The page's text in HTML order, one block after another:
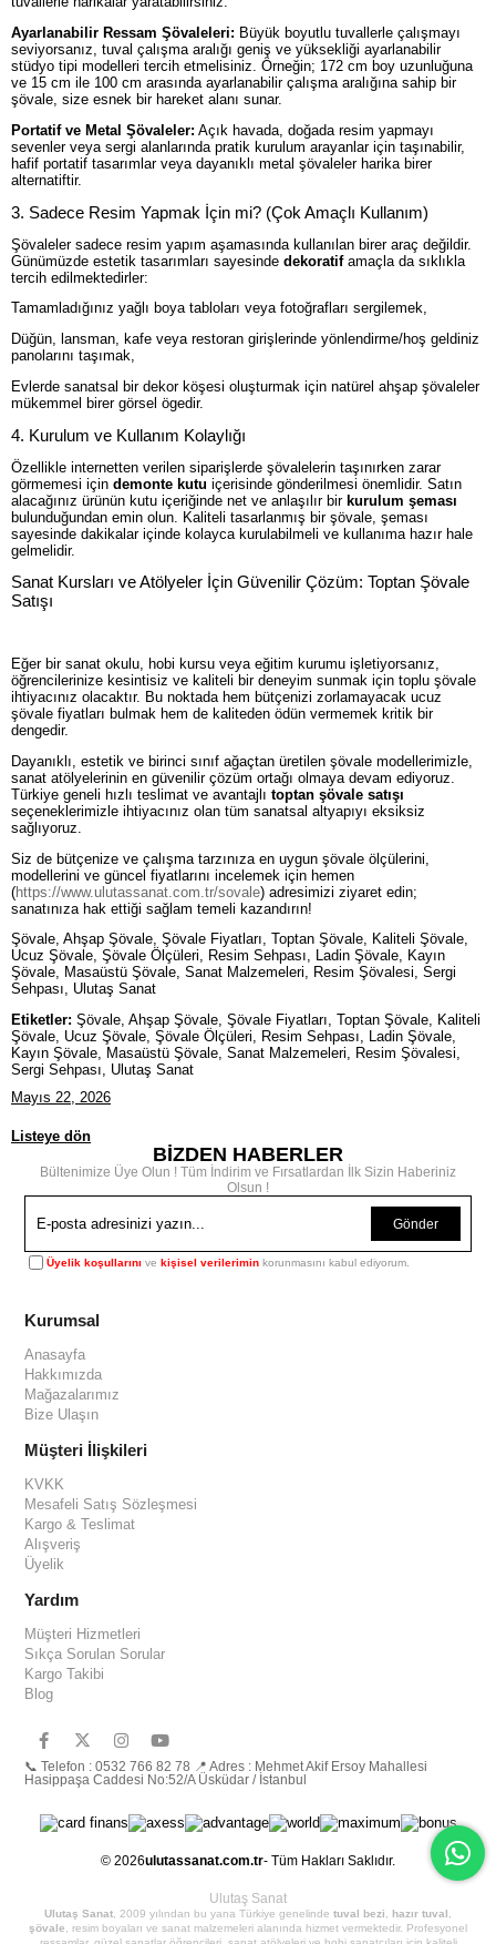
Ayarlanabilir Ressam Şövaleleri: Büyük boyutlu tuvallerle çalışmayı
seviyorsanız, tuval çalışma aralığı geniş ve yüksekliği ayarlanabilir
stüdyo tipi modelleri tercih etmelisiniz. Örneğin; 172 cm boy uzunluğuna
ve 15 cm ile 100 cm arasında ayarlanabilir çalışma aralığına sahip bir
şövale, size esnek bir hareket alanı sunar.
Portatif ve Metal Şövaleler: Açık havada, doğada resim yapmayı
sevenler veya sergi alanlarında pratik kurulum arayanlar için taşınabilir,
hafif portatif tasarımlar veya dayanıklı metal şövaleler harika birer
alternatiftir.
3. Sadece Resim Yapmak İçin mi? (Çok Amaçlı Kullanım)
Şövaleler sadece resim yapım aşamasında kullanılan birer araç değildir.
Günümüzde estetik tasarımları sayesinde dekoratifamaçla da sıklıkla
tercih edilmektedirler:
Tamamladığınız yağlı boya tabloları veya fotoğrafları sergilemek,
Düğün, lansman, kafe veya restoran girişlerinde yönlendirme/hoş geldiniz
panolarını taşımak,
Evlerde sanatsal bir dekor köşesi oluşturmak için natürel ahşap şövaleler
mükemmel birer görsel ögedir.
4. Kurulum ve Kullanım Kolaylığı
Özellikle internetten verilen siparişlerde şövalelerin taşınırken zarar
görmemesi için demonte kutu içerisinde gönderilmesi önemlidir. Satın
alacağınız ürünün kutu içeriğinde net ve anlaşılır bir kurulum şeması
bulunduğundan emin olun. Kaliteli tasarlanmış bir şövale, şeması
sayesinde dakikalar içinde kolayca kurulabilmeli ve kullanıma hazır hale
gelmelidir.
Sanat Kursları ve Atölyeler İçin Güvenilir Çözüm: Toptan Şövale
Satışı
Eğer bir sanat okulu, hobi kursu veya eğitim kurumu işletiyorsanız,
öğrencilerinize kesintisiz ve kaliteli bir deneyim sunmak için toplu şövale
ihtiyacınız olacaktır. Bu noktada hem bütçenizi zorlamayacak ucuz
şövale fiyatları bulmak hem de kaliteden ödün vermemek kritik bir
dengedir.
Dayanıklı, estetik ve birinci sınıf ağaçtan üretilen şövale modellerimizle,
sanat atölyelerinin en güvenilir çözüm ortağı olmaya devam ediyoruz.
Türkiye geneli hızlı teslimat ve avantajlı toptan şövale satışı
seçeneklerimizle ihtiyacınız olan tüm sanatsal altyapıyı eksiksiz
sağlıyoruz.
Siz de bütçenize ve çalışma tarzınıza en uygun şövale ölçülerini,
modellerini ve güncel fiyatlarını incelemek için hemen
(https://www.ulutassanat.com.tr/sovale) adresimizi ziyaret edin;
sanatınıza hak ettiği sağlam temeli kazandırın!
Şövale, Ahşap Şövale, Şövale Fiyatları, Toptan Şövale, Kaliteli Şövale,
Ucuz Şövale, Şövale Ölçüleri, Resim Sehpası, Ladin Şövale, Kayın
Şövale, Masaüstü Şövale, Sanat Malzemeleri, Resim Şövalesi, Sergi
Sehpası, Ulutaş Sanat
Etiketler: Şövale, Ahşap Şövale, Şövale Fiyatları, Toptan Şövale, Kaliteli
Şövale, Ucuz Şövale, Şövale Ölçüleri, Resim Sehpası, Ladin Şövale,
Kayın Şövale, Masaüstü Şövale, Sanat Malzemeleri, Resim Şövalesi,
Sergi Sehpası, Ulutaş Sanat
Mayıs 22, 2026
Listeye dön
BİZDEN HABERLER
Bültenimize Üye Olun ! Tüm İndirim ve Fırsatlardan İlk Sizin Haberiniz
Olsun !
Gönder
Üyelik koşullarını vekişisel verilerimin korunmasını kabul ediyorum.
Kurumsal
Anasayfa
Hakkımızda
Mağazalarımız
Bize Ulaşın
Müşteri İlişkileri
KVKK
Mesafeli Satış Sözleşmesi
Kargo & Teslimat
Alışveriş
Üyelik
Yardım
Müşteri Hizmetleri
Sıkça Sorulan Sorular
Kargo Takibi
Blog
📞 Telefon : 0532 766 82 78 📍 Adres : Mehmet Akif Ersoy Mahallesi
Hasippaşa Caddesi No:52/A Üsküdar / İstanbul
© 2026ulutassanat.com.tr- Tüm Hakları Saklıdır.
Ulutaş Sanat
Ulutaş Sanat , 2009 yılından bu yana Türkiye genelinde tuval bezi hazır tuval
şövale , resim boyaları ve sanat malzemeleri alanında hizmet vermektedir. Profesyonel